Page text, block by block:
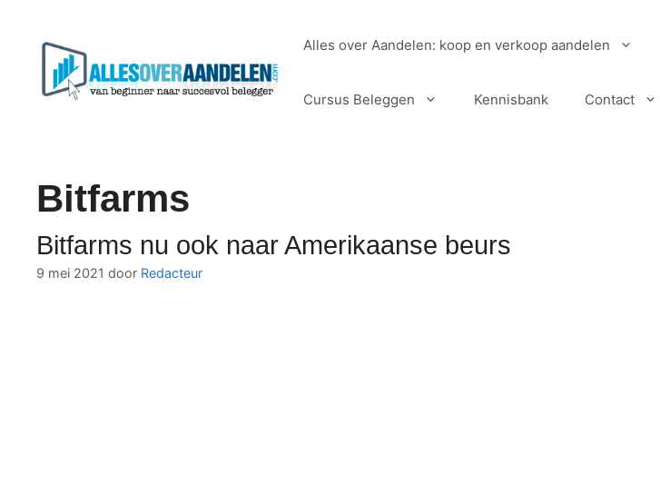
Alles over Aandelen: koop en verkoop aandelen
Cursus Beleggen Kennisbank Contact
Bitfarms
Bitfarms nu ook naar Amerikaanse beurs
9 mei 2021 door Redacteur